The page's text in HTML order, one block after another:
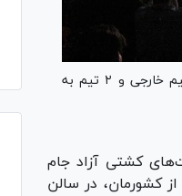
نهمین دوره رقابت‌های کشتی آزاد جام باشگاه‌های جهان از صبح امروز پنج شنبه با حضور ۶ تیم خارجی و ۲ تیم به
کشتی آزاد جام
تیم خارجی و ۲ تیم به نمایندگی از کشورمان، در سالن